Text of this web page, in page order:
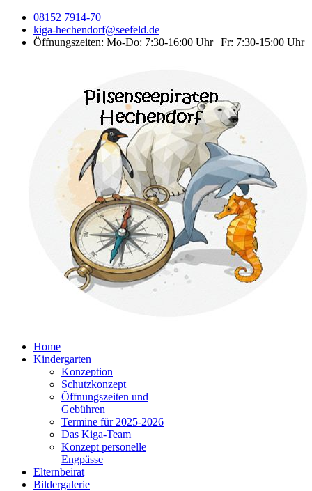
08152 7914-70
kiga-hechendorf@seefeld.de
Öffnungszeiten: Mo-Do: 7:30-16:00 Uhr | Fr: 7:30-15:00 Uhr
Home
Kindergarten
Konzeption
Schutzkonzept
Öffnungszeiten und
Gebühren
Termine für 2025-2026
Das Kiga-Team
Konzept personelle
Engpässe
Elternbeirat
Bildergalerie